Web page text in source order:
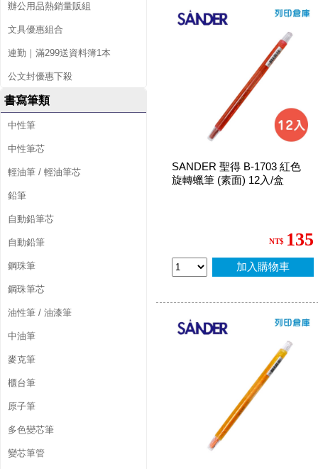
辦公用品熱銷量販組
文具優惠組合
連勤｜滿299送資料簿1本
公文封優惠下殺
書寫筆類
中性筆
中性筆芯
輕油筆 / 輕油筆芯
鉛筆
自動鉛筆芯
自動鉛筆
鋼珠筆
鋼珠筆芯
油性筆 / 油漆筆
中油筆
麥克筆
櫃台筆
原子筆
多色變芯筆
變芯筆管
SANDER 聖得 B-1703 紅色
旋轉蠟筆 (素面) 12入/盒
NT$ 135
加入購物車